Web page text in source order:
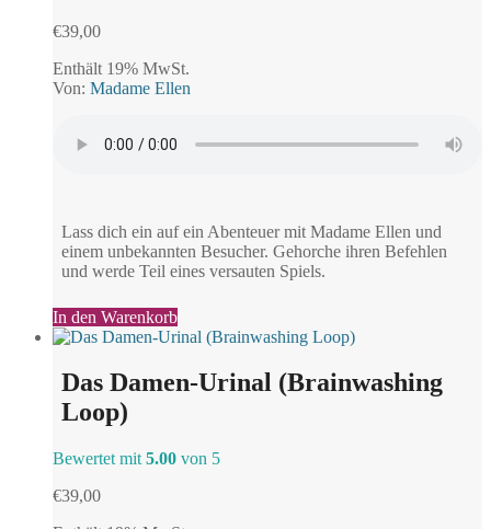
€39,00
Enthält 19% MwSt.
Von: Madame Ellen
Lass dich ein auf ein Abenteuer mit Madame Ellen und
einem unbekannten Besucher. Gehorche ihren Befehlen
und werde Teil eines versauten Spiels.
In den Warenkorb
Das Damen-Urinal (Brainwashing
Loop)
Bewertet mit 5.00 von 5
€39,00